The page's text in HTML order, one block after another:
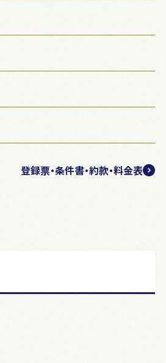
登録票・条件書・約款・料金表